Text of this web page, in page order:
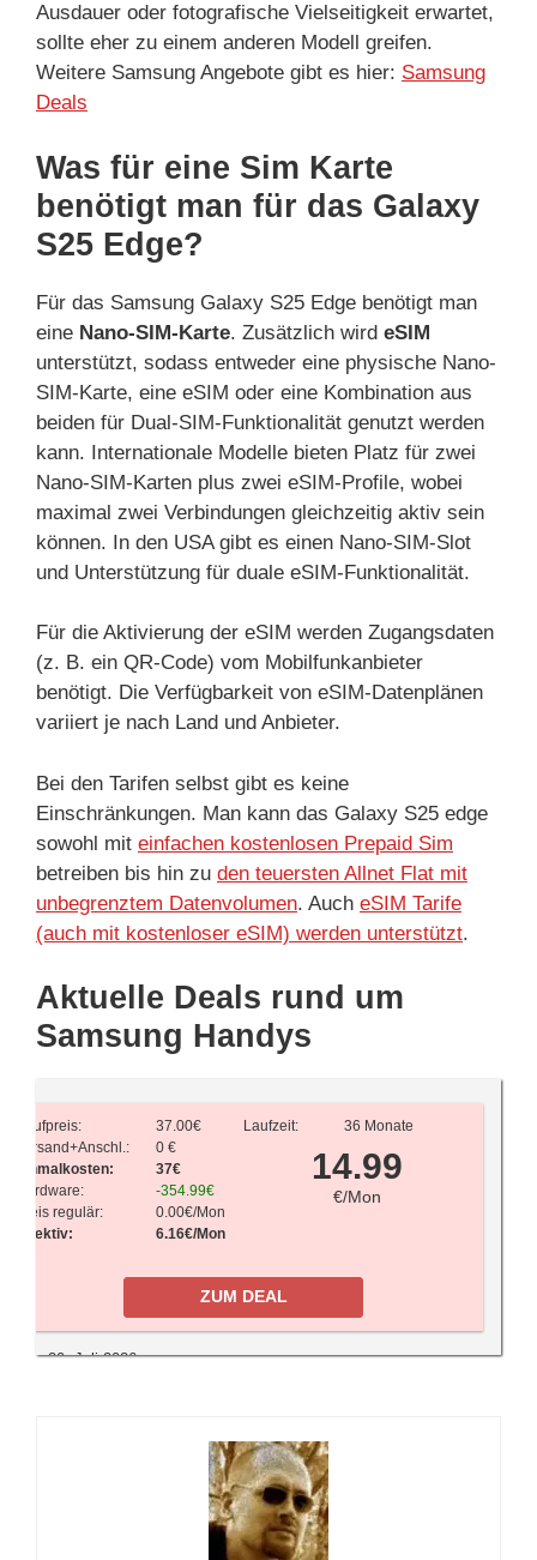
Ausdauer oder fotografische Vielseitigkeit erwartet,
sollte eher zu einem anderen Modell greifen.
Weitere Samsung Angebote gibt es hier: Samsung
Deals
Was für eine Sim Karte
benötigt man für das Galaxy
S25 Edge?
Für das Samsung Galaxy S25 Edge benötigt man
eine Nano-SIM-Karte. Zusätzlich wird eSIM
unterstützt, sodass entweder eine physische Nano-
SIM-Karte, eine eSIM oder eine Kombination aus
beiden für Dual-SIM-Funktionalität genutzt werden
kann. Internationale Modelle bieten Platz für zwei
Nano-SIM-Karten plus zwei eSIM-Profile, wobei
maximal zwei Verbindungen gleichzeitig aktiv sein
können. In den USA gibt es einen Nano-SIM-Slot
und Unterstützung für duale eSIM-Funktionalität.
Für die Aktivierung der eSIM werden Zugangsdaten
(z. B. ein QR-Code) vom Mobilfunkanbieter
benötigt. Die Verfügbarkeit von eSIM-Datenplänen
variiert je nach Land und Anbieter.
Bei den Tarifen selbst gibt es keine
Einschränkungen. Man kann das Galaxy S25 edge
sowohl mit einfachen kostenlosen Prepaid Sim
betreiben bis hin zu den teuersten Allnet Flat mit
unbegrenztem Datenvolumen. Auch eSIM Tarife
(auch mit kostenloser eSIM) werden unterstützt.
Aktuelle Deals rund um
Samsung Handys
Kaufpreis:
37.00€
Versand+Anschl.:
0 €
Einmalkosten:
37€
Hardware:
-354.99€
Preis regulär:
0.00€/Mon
Effektiv:
6.16€/Mon
Laufzeit: 36 Monate
14.99
€/Mon
ZUM DEAL
20. Juli 2026
Aktuell sinken die Preise für dieneuen Galaxy A56 von
bereits deutlich und man finde die Modelle mit solider
Allnet Flat bereits für unter 20 Euro. Blau hat die Geräte aktuell